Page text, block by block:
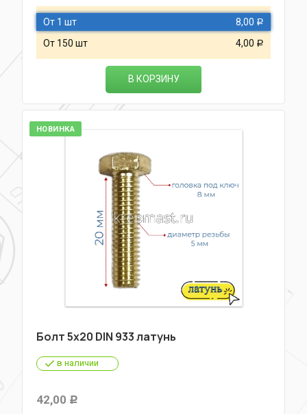
От 1 шт 8,00 Р
От 150 шт 4,00 Р
В КОРЗИНУ
НОВИНКА
Болт 5х20 DIN 933 латунь
в наличии
42,00 Р